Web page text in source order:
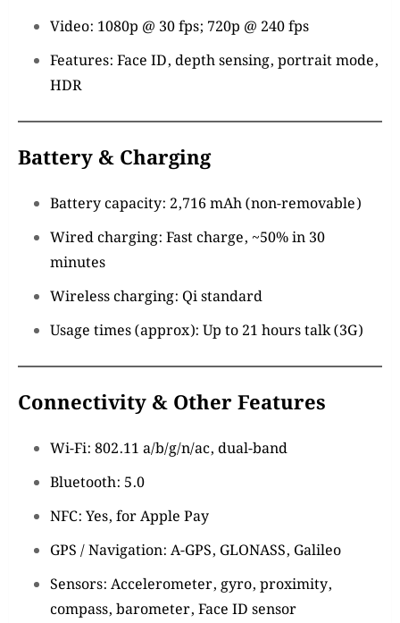
Video: 1080p @ 30 fps; 720p @ 240 fps
Features: Face ID, depth sensing, portrait mode,
HDR
Battery & Charging
Battery capacity: 2,716 mAh (non-removable)
Wired charging: Fast charge, ~50% in 30
minutes
Wireless charging: Qi standard
Usage times (approx): Up to 21 hours talk (3G)
Connectivity & Other Features
Wi-Fi: 802.11 a/b/g/n/ac, dual-band
Bluetooth: 5.0
NFC: Yes, for Apple Pay
GPS / Navigation: A-GPS, GLONASS, Galileo
Sensors: Accelerometer, gyro, proximity,
compass, barometer, Face ID sensor